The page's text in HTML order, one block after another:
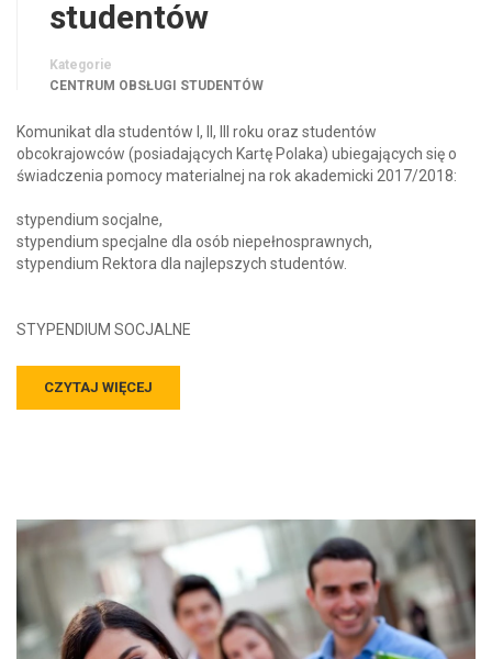
studentów
Kategorie
CENTRUM OBSŁUGI STUDENTÓW
Komunikat dla studentów I, II, III roku oraz studentów
obcokrajowców (posiadających Kartę Polaka) ubiegających się o
świadczenia pomocy materialnej na rok akademicki 2017/2018:
stypendium socjalne,
stypendium specjalne dla osób niepełnosprawnych,
stypendium Rektora dla najlepszych studentów.
STYPENDIUM SOCJALNE
CZYTAJ WIĘCEJ